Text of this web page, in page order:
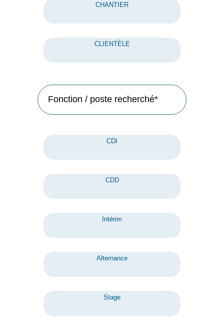
CHANTIER
CLIENTÈLE
CDI
CDD
Intérim
Alternance
Stage